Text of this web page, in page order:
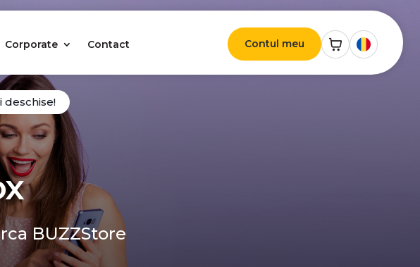
Corporate Contact Contul meu
deschise!
BUZZStore